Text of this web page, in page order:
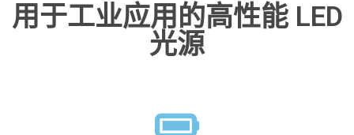
用于工业应用的高性能 LED
光源